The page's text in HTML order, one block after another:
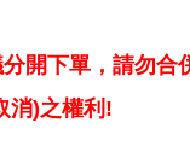
開下單，請勿
消)之權利!